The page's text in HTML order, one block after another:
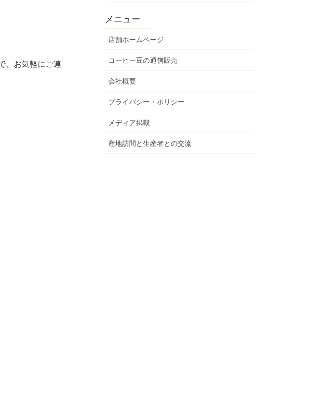
、お気軽にご連
メニュー
店舗ホームページ
コーヒー豆の通信販売
会社概要
プライバシー・ポリシー
メディア掲載
産地訪問と生産者との交流